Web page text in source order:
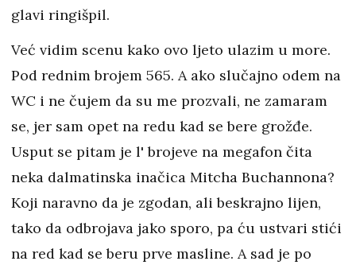
glavi ringišpil.
Već vidim scenu kako ovo ljeto ulazim u more.
Pod rednim brojem 565. A ako slučajno odem na
WC i ne čujem da su me prozvali, ne zamaram
se, jer sam opet na redu kad se bere grožđe.
Usput se pitam je l' brojeve na megafon čita
neka dalmatinska inačica Mitcha Buchannona?
Koji naravno da je zgodan, ali beskrajno lijen,
tako da odbrojava jako sporo, pa ću ustvari stići
na red kad se beru prve masline. A sad je po